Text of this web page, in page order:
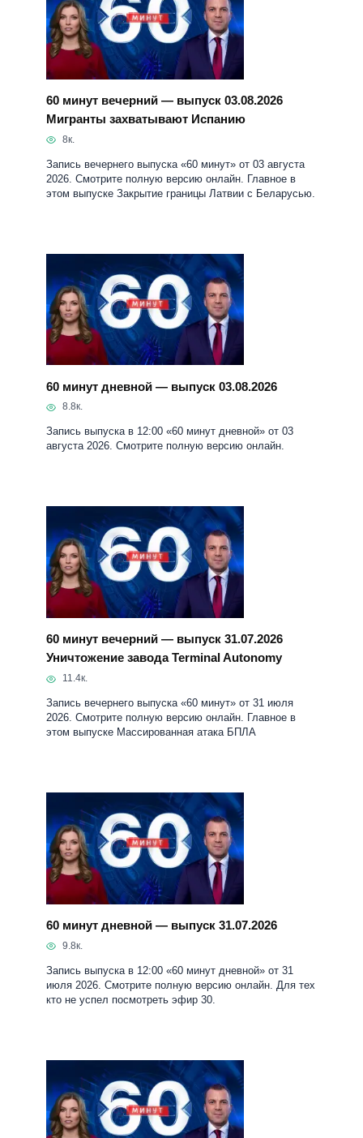
60 минут вечерний — выпуск 03.08.2026
Мигранты захватывают Испанию
8к.
Запись вечернего выпуска «60 минут» от 03 августа
2026. Смотрите полную версию онлайн. Главное в
этом выпуске Закрытие границы Латвии с Беларусью.
60 минут дневной — выпуск 03.08.2026
8.8к.
Запись выпуска в 12:00 «60 минут дневной» от 03
августа 2026. Смотрите полную версию онлайн.
60 минут вечерний — выпуск 31.07.2026
Уничтожение завода Terminal Autonomy
11.4к.
Запись вечернего выпуска «60 минут» от 31 июля
2026. Смотрите полную версию онлайн. Главное в
этом выпуске Массированная атака БПЛА
60 минут дневной — выпуск 31.07.2026
9.8к.
Запись выпуска в 12:00 «60 минут дневной» от 31
июля 2026. Смотрите полную версию онлайн. Для тех
кто не успел посмотреть эфир 30.